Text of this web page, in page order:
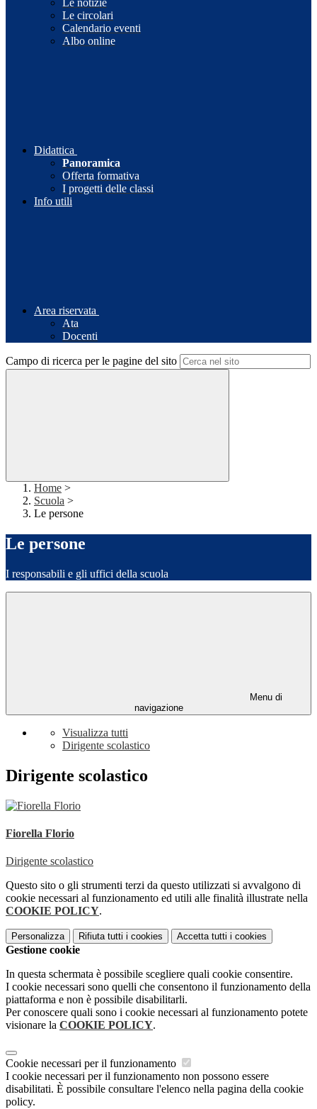
Le notizie
Le circolari
Calendario eventi
Albo online
Didattica
Panoramica
Offerta formativa
I progetti delle classi
Info utili
Area riservata
Ata
Docenti
Campo di ricerca per le pagine del sito
Home >
Scuola >
Le persone
Le persone
I responsabili e gli uffici della scuola
Menu di
navigazione
Visualizza tutti
Dirigente scolastico
Dirigente scolastico
Fiorella Florio
Dirigente scolastico
Questo sito o gli strumenti terzi da questo utilizzati si avvalgono di
cookie necessari al funzionamento ed utili alle finalità illustrate nella
COOKIE POLICY.
Personalizza Rifiuta tutti i cookies Accetta tutti i cookies
Gestione cookie
In questa schermata è possibile scegliere quali cookie consentire.
I cookie necessari sono quelli che consentono il funzionamento della
piattaforma e non è possibile disabilitarli.
Per conoscere quali sono i cookie necessari al funzionamento potete
visionare la COOKIE POLICY.
Cookie necessari per il funzionamento
I cookie necessari per il funzionamento non possono essere
disabilitati. È possibile consultare l'elenco nella pagina della cookie
policy.